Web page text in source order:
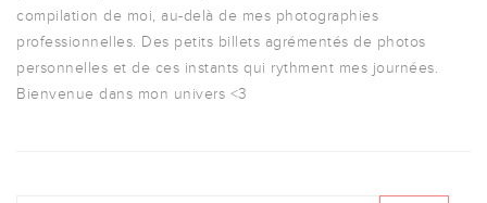
compilation de moi, au-delà de mes photographies
professionnelles. Des petits billets agrémentés de photos
personnelles et de ces instants qui rythment mes journées.
Bienvenue dans mon univers <3